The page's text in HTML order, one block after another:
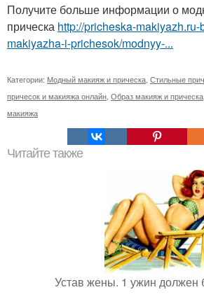
Получите больше информации о
прическа http://pricheska-
makiyazha-i-prichesok/modnyy-...
Категории: Модный макияж и прическа Стильные
причесок и макияжа онлайн Образ макияж и прическа
макияжа
Читайте также
Устав жены. 1 ужин должен